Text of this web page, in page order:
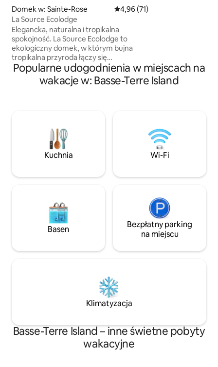
Domek w: Sainte-Rose Średnia ocena: 4,96 na 5,
4,96 (71)
La Source Ecolodge
Elegancka, naturalna i tropikalna
spokojność. La Source Ecolodge to
ekologiczny domek, w którym bujna
tropikalna przyroda łączy się
z eleganckim komfortem, zapewniając
gościom wyjątkowe wrażenia. Ciesz się
elegancką przestrzenią o powierzchni
temperaturze) na tarasie z widokiem na
całego obiektu. Przewodnik powitalny
wysyłany po dokonaniu rezerwacji.
Popularne udogodnienia w miejscach na
wakacje w: Basse-Terre Island
Kuchnia Wi-Fi
Basen
Bezpłatny parking
na miejscu
Klimatyzacja
Basse-Terre Island – inne świetne pobyty
wakacyjne